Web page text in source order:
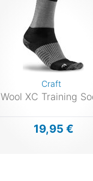
Craft
Wool XC Training
19,95 €